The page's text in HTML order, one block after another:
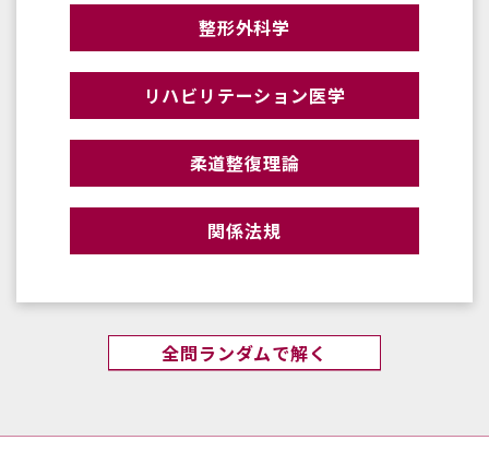
整形外科学
リハビリテーション医学
柔道整復理論
関係法規
全問ランダムで解く